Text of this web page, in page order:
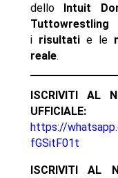
delloIntuit
Tuttowrestling
i risultatie le
reale.
ISCRIVITI AL
UFFICIALE:
https://
fGSitF01t
ISCRIVITI AL